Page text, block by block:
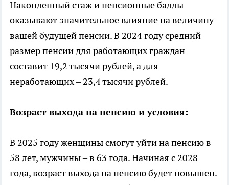
Накопленный стаж и пенсионные баллы
оказывают значительное влияние на величину
вашей будущей пенсии. В 2024 году средний
размер пенсии для работающих граждан
составит 19,2 тысячи рублей, а для
неработающих – 23,4 тысячи рублей.
Возраст выхода на пенсию и условия:
В 2025 году женщины смогут уйти на пенсию в
58 лет, мужчины – в 63 года. Начиная с 2028
года, возраст выхода на пенсию будет повышен.